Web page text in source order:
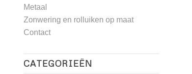
Metaal
Zonwering en rolluiken op maat
Contact
CATEGORIEËN